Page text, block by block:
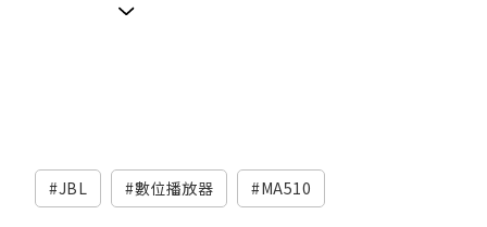
JBL 數位播放器 MA510